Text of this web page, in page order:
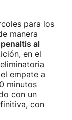
para los
manera
al
en el
empate a
minutos
con un
con